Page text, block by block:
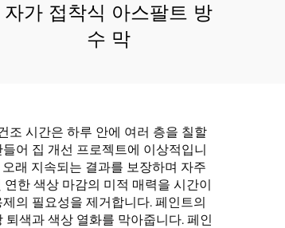
자가 접착식 아스팔트 방
수 막
조 시간은 하루 안에 여러 층을 칠할
어 집 개선 프로젝트에 이상적입니
래 지속되는 결과를 보장하며 자주
한 색상 마감의 미적 매력을 시간이
의 필요성을 제거합니다. 페인트의
색과 색상 열화를 막아줍니다. 페인